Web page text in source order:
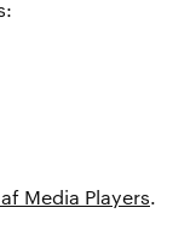
Media Players.